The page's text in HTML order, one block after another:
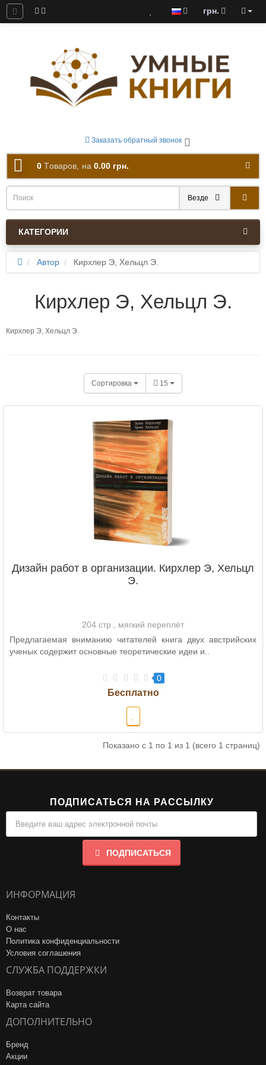
грн.
Заказать обратный звонок
0 Tоваров, на 0.00 грн.
Везде
КАТЕГОРИИ
Автор Кирхлер Э, Хельцл Э.
Кирхлер Э, Хельцл Э.
Кирхлер Э, Хельцл Э.
Сортировка 15
Дизайн работ в организации. Кирхлер Э, Хельцл
Э.
204 стр., мягкий переплёт
Предлагаемая вниманию читателей книга двух австрийских
ученых содержит основные теоретические идеи и..
0
Показано с 1 по 1 из 1 (всего 1 страниц)
ПОДПИСАТЬСЯ НА РАССЫЛКУ
ПОДПИСАТЬСЯ
ИНФОРМАЦИЯ
Контакты
О нас
Политика конфиденциальности
Условия соглашения
СЛУЖБА ПОДДЕРЖКИ
Возврат товара
Карта сайта
ДОПОЛНИТЕЛЬНО
Бренд
Акции